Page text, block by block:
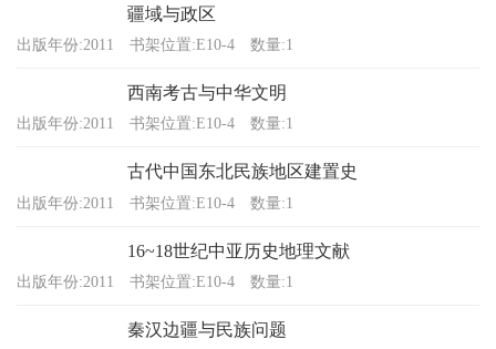
疆域与政区
出版年份:2011 书架位置:E10-4 数量:1
西南考古与中华文明
出版年份:2011 书架位置:E10-4 数量:1
古代中国东北民族地区建置史
出版年份:2011 书架位置:E10-4 数量:1
16~18世纪中亚历史地理文献
出版年份:2011 书架位置:E10-4 数量:1
秦汉边疆与民族问题